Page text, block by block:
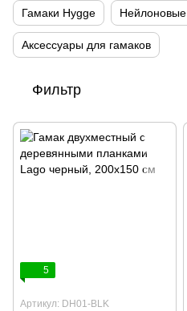
Гамаки Hygge Нейлоновые
Аксессуары для гамаков
Фильтр
5
Артикул: DH01-BLK